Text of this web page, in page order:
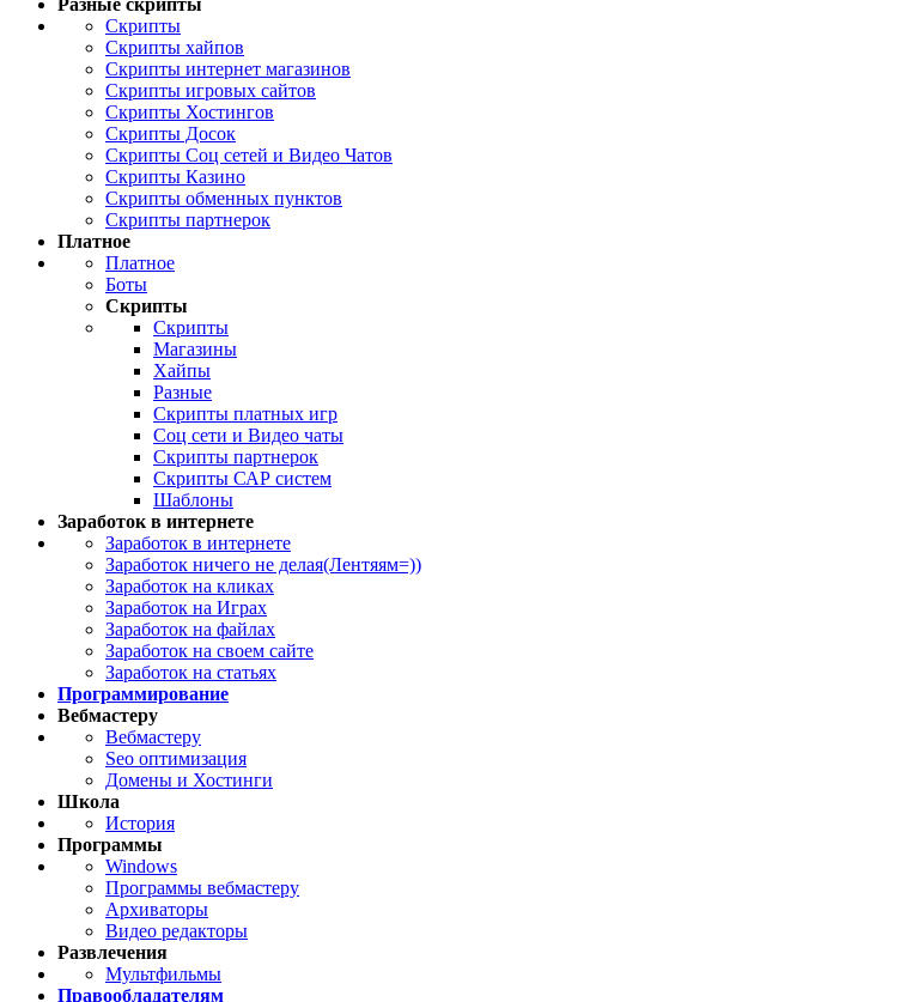
Скрипты
Скрипты хайпов
Скрипты интернет магазинов
Скрипты игровых сайтов
Скрипты Хостингов
Скрипты Досок
Скрипты Соц сетей и Видео Чатов
Скрипты Казино
Скрипты обменных пунктов
Скрипты партнерок
Платное
Платное
Боты
Скрипты
Скрипты
Магазины
Хайпы
Разные
Скрипты платных игр
Соц сети и Видео чаты
Скрипты партнерок
Скрипты САР систем
Шаблоны
Заработок в интернете
Заработок в интернете
Заработок ничего не делая(Лентяям=))
Заработок на кликах
Заработок на Играх
Заработок на файлах
Заработок на своем сайте
Заработок на статьях
Программирование
Вебмастеру
Вебмастеру
Seo оптимизация
Домены и Хостинги
Школа
История
Программы
Windows
Программы вебмастеру
Архиваторы
Видео редакторы
Развлечения
Мультфильмы
Правообладателям